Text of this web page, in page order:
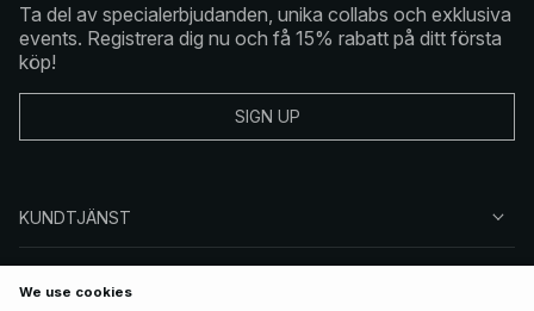
Ta del av specialerbjudanden, unika collabs och exklusiva
events. Registrera dig nu och få 15% rabatt på ditt första
köp!
SIGN UP
KUNDTJÄNST